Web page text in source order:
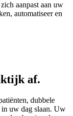
aanpast aan uw
automatiseer en
af.
dubbele
in uw dag slaan. Uw